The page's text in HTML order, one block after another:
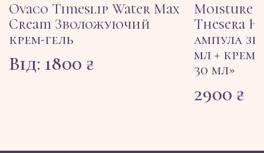
Ovaco Timeslip Water Max
Cream Зволожуючий
крем-гель
Від: 1800 ₴
Moisture
Thesera
ампула
мл + крем
30 мл»
2900 ₴